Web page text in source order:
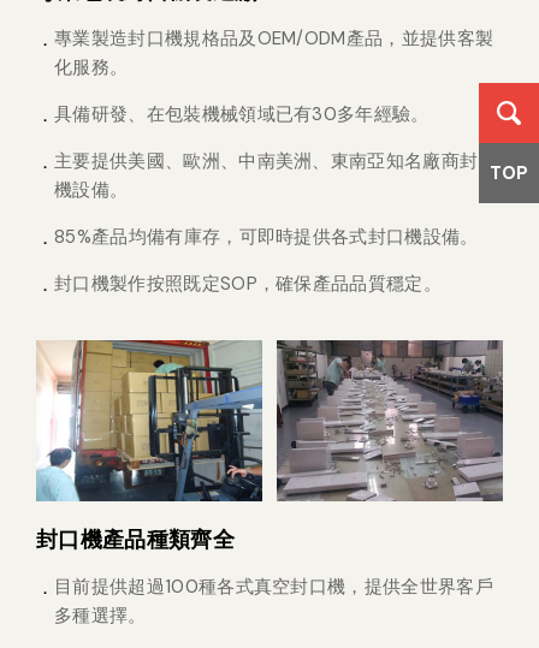
專業製造封口機規格品及OEM/ODM產品，並提供客製
化服務。
具備研發、在包裝機械領域已有30多年經驗。
主要提供美國、歐洲、中南美洲、東南亞知名廠商封口
機設備。
85%產品均備有庫存，可即時提供各式封口機設備。
封口機製作按照既定SOP，確保產品品質穩定。
封口機產品種類齊全
目前提供超過100種各式真空封口機，提供全世界客戶
多種選擇。
TOP